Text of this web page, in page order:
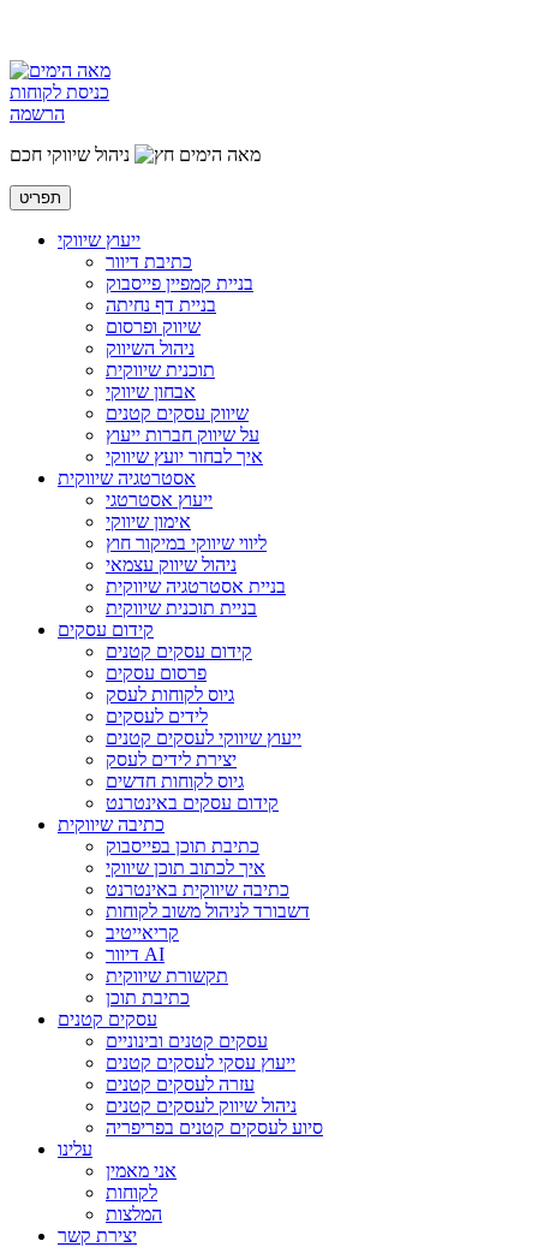
כניסת לקוחות
הרשמה
מאה הימים
ניהול שיווקי חכם
תפריט
ייעוץ שיווקי
כתיבת דיוור
בניית קמפיין פייסבוק
בניית דף נחיתה
שיווק ופרסום
ניהול השיווק
תוכנית שיווקית
אבחון שיווקי
שיווק עסקים קטנים
על שיווק חברות ייעוץ
איך לבחור יועץ שיווקי
אסטרטגיה שיווקית
ייעוץ אסטרטגי
אימון שיווקי
ליווי שיווקי במיקור חוץ
ניהול שיווק עצמאי
בניית אסטרטגיה שיווקית
בניית תוכנית שיווקית
קידום עסקים
קידום עסקים קטנים
פרסום עסקים
גיוס לקוחות לעסק
לידים לעסקים
ייעוץ שיווקי לעסקים קטנים
יצירת לידים לעסק
גיוס לקוחות חדשים
קידום עסקים באינטרנט
כתיבה שיווקית
כתיבת תוכן בפייסבוק
איך לכתוב תוכן שיווקי
כתיבה שיווקית באינטרנט
דשבורד לניהול משוב לקוחות
קריאייטיב
דיוור AI
תקשורת שיווקית
כתיבת תוכן
עסקים קטנים
עסקים קטנים ובינוניים
ייעוץ עסקי לעסקים קטנים
עזרה לעסקים קטנים
ניהול שיווק לעסקים קטנים
סיוע לעסקים קטנים בפריפריה
עלינו
אני מאמין
לקוחות
המלצות
יצירת קשר